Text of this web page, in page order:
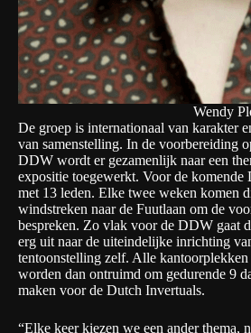
Wendy
De groep is internationaal van karakter
van samenstelling. In de voorbereiding
DDW wordt er gezamenlijk naar een
expositie toegewerkt. Voor de
met 13 leden. Elke twee weken komen
windstreken naar de Fuutlaan om de
bespreken. Zo vlak voor de DDW gaat
erg uit naar de uiteindelijke inrichting
tentoonstelling zelf. Alle
worden dan ontruimd om gedurende 9
maken voor de Dutch Invertuals.
“Elke keer kiezen we een ander thema,